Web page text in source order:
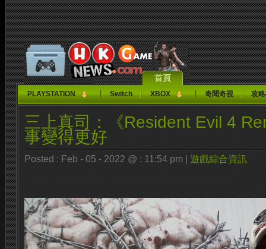
首頁
PLAYSTATION Switch XBOX 奇聞奇視 攻
三上真司：《Resident Evil 4
事變得更好
Posted : Feb - 05 - 2022 @ : 11:54 pm | 遊戲綜合資訊